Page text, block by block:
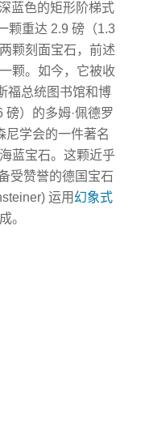
蓝色的矩形阶梯式
颗重达 2.9 磅（1.3
颗刻面宝石，前述
颗。如今，它被收
福总统图书馆和博
）的多姆·佩德罗
尼学会的一件著名
蓝宝石。这颗近乎
受赞誉的德国宝石
运用 幻象式
。